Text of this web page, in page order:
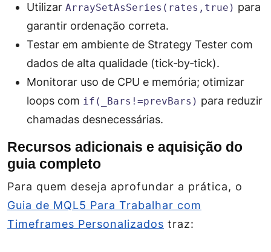
Utilizar ArraySetAsSeries(rates,true) para
garantir ordenação correta.
Testar em ambiente de Strategy Tester com
dados de alta qualidade (tick‑by‑tick).
Monitorar uso de CPU e memória; otimizar
loops com if(_Bars!=prevBars) para reduzir
chamadas desnecessárias.
Recursos adicionais e aquisição do
guia completo
Para quem deseja aprofundar a prática, o
Guia de MQL5 Para Trabalhar com
Timeframes Personalizados traz: